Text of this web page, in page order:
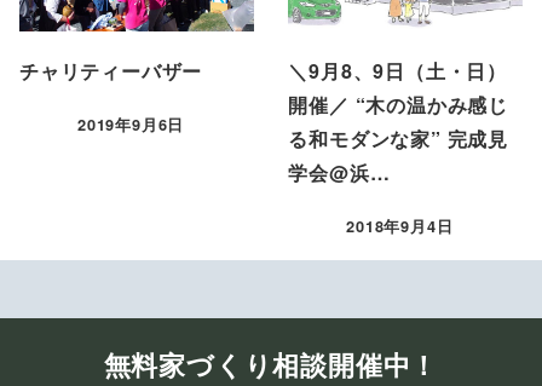
チャリティーバザー
投稿日
2019年9月6日
＼9月8、9日（土・日）
開催／ “木の温かみ感じ
る和モダンな家” 完成見
学会@浜…
投稿日
2018年9月4日
無料家づくり相談開催中！